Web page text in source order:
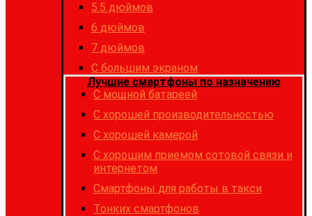
5.5 дюймов
6 дюймов
7 дюймов
С большим экраном
Лучшие смартфоны по назначению
C мощной батареей
C хорошей производительностью
C хорошей камерой
С хорошим приемом сотовой связи и
интернетом
Cмартфоны для работы в такси
Тонких смартфонов